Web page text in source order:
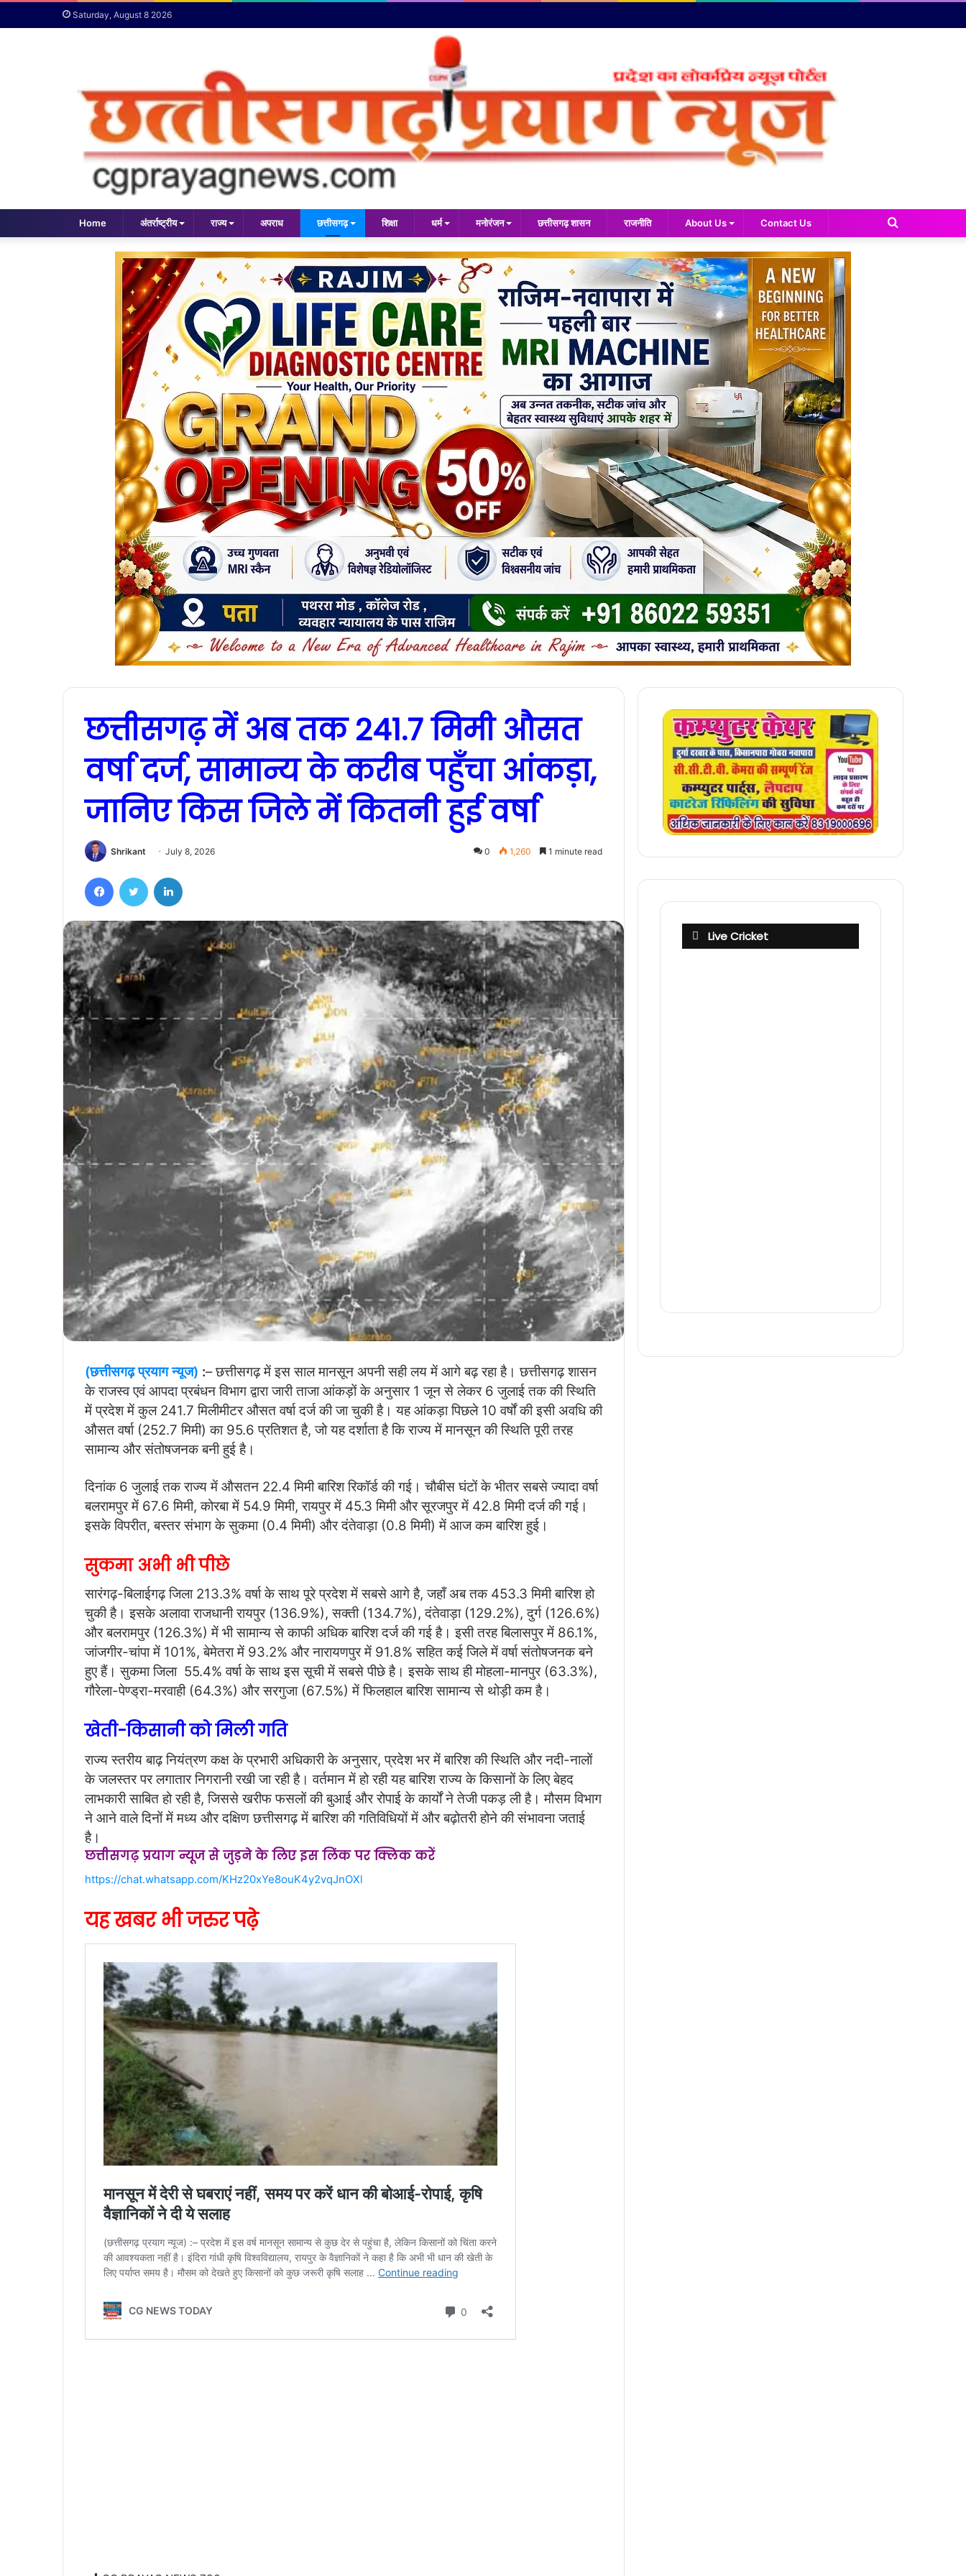
Saturday, August 8 2026
Home अंतर्राष्ट्रीय राज्य अपराध छत्तीसगढ़ शिक्षा धर्म मनोरंजन छत्तीसगढ़ शासन राजनीति About Us Contact Us
Search
छत्तीसगढ़ में अब तक 241.7 मिमी औसत
वर्षा दर्ज, सामान्य के करीब पहुँचा आंकड़ा,
जानिए किस जिले में कितनी हुई वर्षा
Shrikant July 8, 2026 0 1,260 1 minute read
(छत्तीसगढ़ प्रयाग न्यूज) :– छत्तीसगढ़ में इस साल मानसून अपनी सही लय में आगे बढ़ रहा है। छत्तीसगढ़ शासन
के राजस्व एवं आपदा प्रबंधन विभाग द्वारा जारी ताजा आंकड़ों के अनुसार 1 जून से लेकर 6 जुलाई तक की स्थिति
में प्रदेश में कुल 241.7 मिलीमीटर औसत वर्षा दर्ज की जा चुकी है। यह आंकड़ा पिछले 10 वर्षों की इसी अवधि की
औसत वर्षा (252.7 मिमी) का 95.6 प्रतिशत है, जो यह दर्शाता है कि राज्य में मानसून की स्थिति पूरी तरह
सामान्य और संतोषजनक बनी हुई है।
दिनांक 6 जुलाई तक राज्य में औसतन 22.4 मिमी बारिश रिकॉर्ड की गई। चौबीस घंटों के भीतर सबसे ज्यादा वर्षा
बलरामपुर में 67.6 मिमी, कोरबा में 54.9 मिमी, रायपुर में 45.3 मिमी और सूरजपुर में 42.8 मिमी दर्ज की गई।
इसके विपरीत, बस्तर संभाग के सुकमा (0.4 मिमी) और दंतेवाड़ा (0.8 मिमी) में आज कम बारिश हुई।
सुकमा अभी भी पीछे
सारंगढ़-बिलाईगढ़ जिला 213.3% वर्षा के साथ पूरे प्रदेश में सबसे आगे है, जहाँ अब तक 453.3 मिमी बारिश हो
चुकी है। इसके अलावा राजधानी रायपुर (136.9%), सक्ती (134.7%), दंतेवाड़ा (129.2%), दुर्ग (126.6%)
और बलरामपुर (126.3%) में भी सामान्य से काफी अधिक बारिश दर्ज की गई है। इसी तरह बिलासपुर में 86.1%,
जांजगीर-चांपा में 101%, बेमेतरा में 93.2% और नारायणपुर में 91.8% सहित कई जिले में वर्षा संतोषजनक बने
हुए हैं। सुकमा जिला 55.4% वर्षा के साथ इस सूची में सबसे पीछे है। इसके साथ ही मोहला-मानपुर (63.3%),
गौरेला-पेण्ड्रा-मरवाही (64.3%) और सरगुजा (67.5%) में फिलहाल बारिश सामान्य से थोड़ी कम है।
​खेती-किसानी को मिली गति
राज्य स्तरीय बाढ़ नियंत्रण कक्ष के प्रभारी अधिकारी के अनुसार, प्रदेश भर में बारिश की स्थिति और नदी-नालों
के जलस्तर पर लगातार निगरानी रखी जा रही है। वर्तमान में हो रही यह बारिश राज्य के किसानों के लिए बेहद
लाभकारी साबित हो रही है, जिससे खरीफ फसलों की बुआई और रोपाई के कार्यों ने तेजी पकड़ ली है। मौसम विभाग
ने आने वाले दिनों में मध्य और दक्षिण छत्तीसगढ़ में बारिश की गतिविधियों में और बढ़ोतरी होने की संभावना जताई
है।
छत्तीसगढ़ प्रयाग न्यूज से जुड़ने के लिए इस लिंक पर क्लिक करें
https://chat.whatsapp.com/KHz20xYe8ouK4y2vqJnOXl
यह खबर भी जरुर पढ़े
Live Cricket